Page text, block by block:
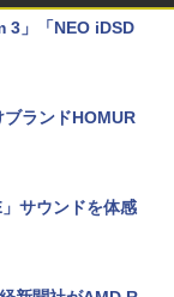
3」「NEO iDSD
ランドHOMUR
サウンドを体感